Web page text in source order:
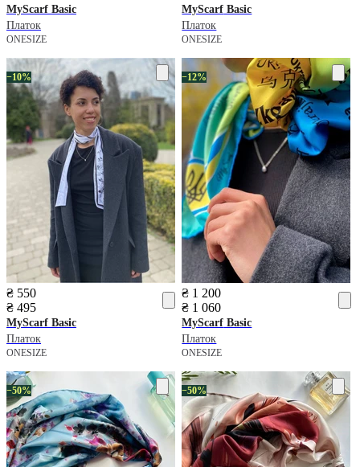
MyScarf Basic
Платок
ONESIZE
MyScarf Basic
Платок
ONESIZE
−10%
₴ 550
₴ 495
MyScarf Basic
Платок
ONESIZE
−12%
₴ 1 200
₴ 1 060
MyScarf Basic
Платок
ONESIZE
−50% −50%